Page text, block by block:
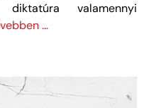
valamennyi
…